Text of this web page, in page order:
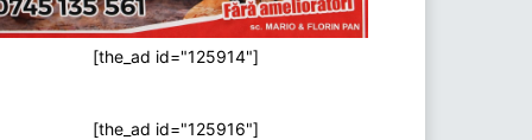
[the_ad id="125914"]
[the_ad id="125916"]